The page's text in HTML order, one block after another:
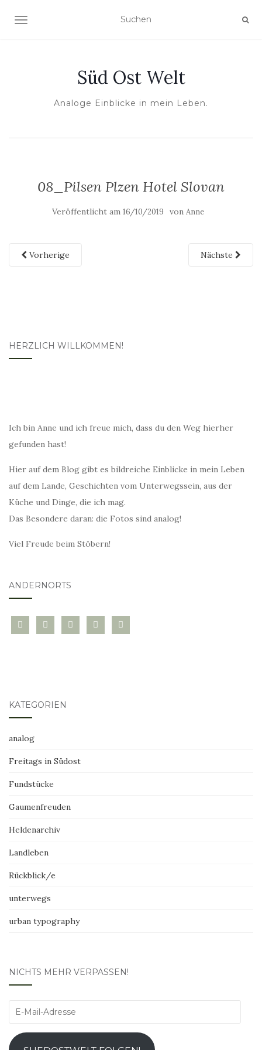
NAVIGATION UMSCHALTEN
Süd Ost Welt
Analoge Einblicke in mein Leben.
08_Pilsen Plzen Hotel Slovan
Veröffentlicht am 16/10/2019 von Anne
Vorherige Nächste
HERZLICH WILLKOMMEN!
Ich bin Anne und ich freue mich, dass du den Weg hierher
gefunden hast!
Hier auf dem Blog gibt es bildreiche Einblicke in mein Leben
auf dem Lande, Geschichten vom Unterwegssein, aus der
Küche und Dinge, die ich mag.
Das Besondere daran: die Fotos sind analog!
Viel Freude beim Stöbern!
ANDERNORTS
bloglovininstagramtwitter pinterest
mail
KATEGORIEN
analog
Freitags in Südost
Fundstücke
Gaumenfreuden
Heldenarchiv
Landleben
Rückblick/e
unterwegs
urban typography
NICHTS MEHR VERPASSEN!
E-
Adresse